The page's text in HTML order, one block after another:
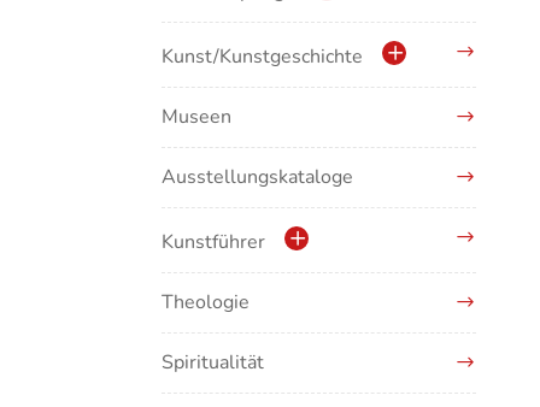
Kulturdenkmale in Baden-
Württemberg
Kunst/Kunstgeschichte
Antike/Mittelalter
Renaissance/Barock/19.
Übergreifende Darstellungen
Museen
Ausstellungskataloge
Kunstführer
Abonnement Kunstführer
Kunstführer A
Theologie
Spiritualität